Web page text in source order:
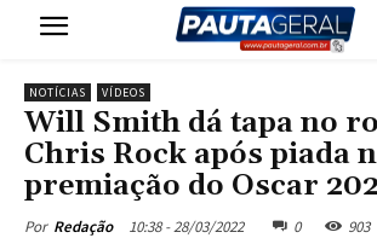
NOTÍCIAS VÍDEOS
Will Smith dá tapa no
Chris Rock após piada
premiação do Oscar
Por Redação 10:38 - 28/03/2022 0 903